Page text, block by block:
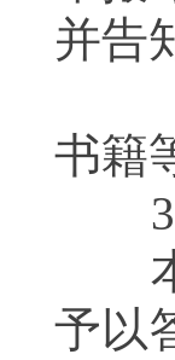
并告
（6
书籍
3.
本
予以